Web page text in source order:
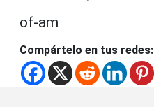
of-am
Compártelo en tus redes: